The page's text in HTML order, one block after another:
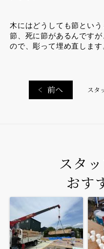
木にはどうしても節とい
節、死に節があるんです
ので、彫って埋め直します
前へ スタ
スタ
おす